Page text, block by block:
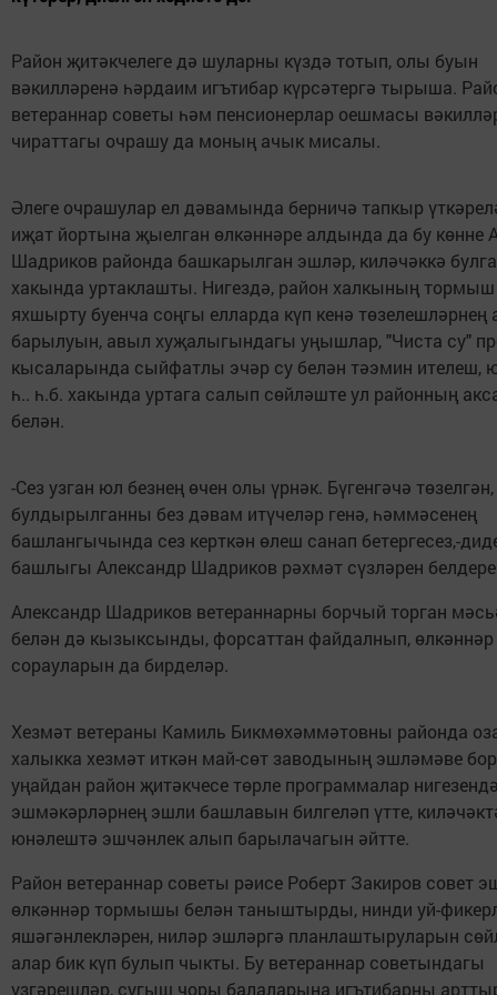
Район җитәкчелеге дә шуларны күздә тотып, олы буын
вәкилләренә һәрдаим игътибар күрсәтергә тырыша.
ветераннар советы һәм пенсионерлар оешмасы
чираттагы очрашу да моның ачык мисалы.
Әлеге очрашулар ел дәвамында берничә тапкыр
иҗат йортына җыелган өлкәннәре алдында да бу көнне
Шадриков районда башкарылган эшләр, киләчәккә
хакында уртаклашты. Нигездә, район халкының
яхшырту буенча соңгы елларда күп кенә төзелешләрнең
барылуын, авыл хуҗалыгындагы уңышлар, "Чиста су"
кысаларында сыйфатлы эчәр су белән тәэмин ителеш,
һ.. һ.б. хакында уртага салып сөйләште ул районның
белән.
-Сез узган юл безнең өчен олы үрнәк. Бүгенгәчә төзелгән,
булдырылганны без дәвам итүчеләр генә, һәммәсенең
башлангычында сез керткән өлеш санап бетергесез,-
башлыгы Александр Шадриков рәхмәт сүзләрен
Александр Шадриков ветераннарны борчый торган
белән дә кызыксынды, форсаттан файдалнып, өлкәннәр
сорауларын да бирделәр.
Хезмәт ветераны Камиль Бикмөхәммәтовны районда
халыкка хезмәт иткән май-сөт заводының эшләмәве
уңайдан район җитәкчесе төрле программалар
эшмәкәрләрнең эшли башлавын билгеләп үтте,
юнәлештә эшчәнлек алып барылачагын әйтте.
Район ветераннар советы рәисе Роберт Закиров совет
өлкәннәр тормышы белән таныштырды, нинди уй-
яшәгәнлекләрен, ниләр эшләргә планлаштыруларын
алар бик күп булып чыкты. Бу ветераннар советындагы
үзгәрешләр, сугыш чоры балаларына игътибарны